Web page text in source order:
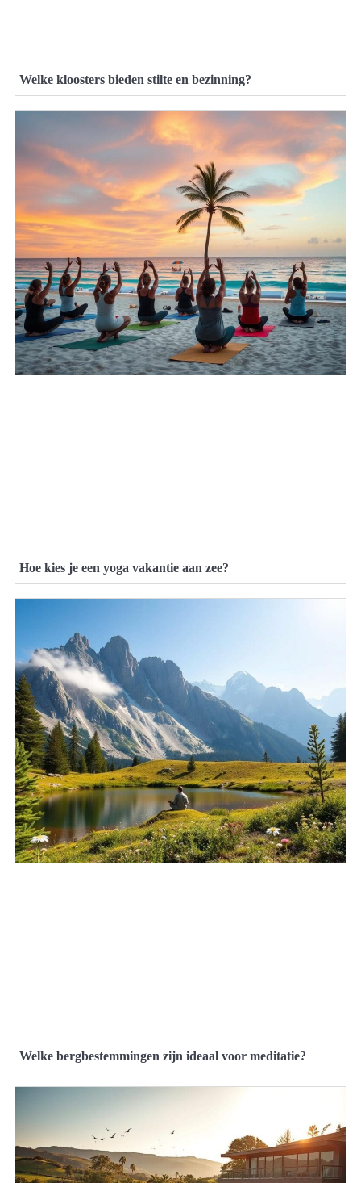
Welke kloosters bieden stilte en bezinning?
Hoe kies je een yoga vakantie aan zee?
Welke bergbestemmingen zijn ideaal voor meditatie?